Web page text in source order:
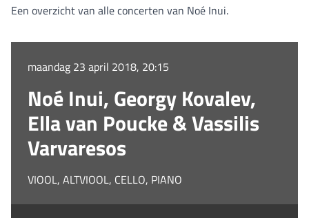
Een overzicht van alle concerten van Noé Inui.
maandag 23 april 2018, 20:15
Noé Inui, Georgy Kovalev,
Ella van Poucke & Vassilis
Varvaresos
VIOOL, ALTVIOOL, CELLO, PIANO